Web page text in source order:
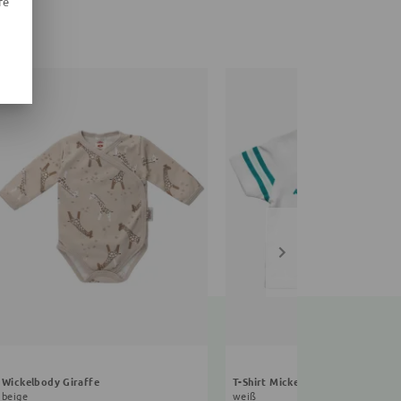
Wickelbody Giraffe
beige
T-Shirt Mickey Mouse
weiß